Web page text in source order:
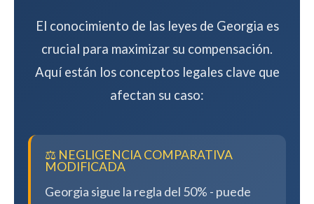
El conocimiento de las leyes de Georgia es
crucial para maximizar su compensación.
Aquí están los conceptos legales clave que
afectan su caso:
⚖️ NEGLIGENCIA COMPARATIVA
MODIFICADA
Georgia sigue la regla del 50% - puede